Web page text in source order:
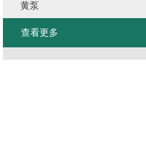
黄泵
查看更多